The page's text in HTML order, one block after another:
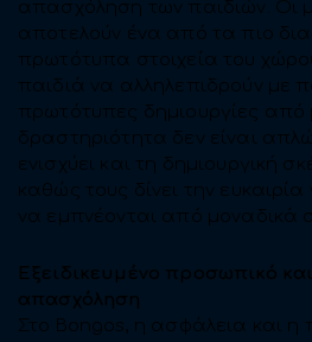
απασχόληση των παιδιών. Οι
αποτελούν ένα από τα πιο
πρωτότυπα στοιχεία του
παιδιά να αλληλεπιδρούν με
πρωτότυπες δημιουργίες από
δραστηριότητα δεν είναι
ενισχύει και τη δημιουργική
καθώς τους δίνει την
να εμπνέονται από μοναδικά
Εξειδικευμένο προσωπικό
απασχόληση
Στο Bongos, η ασφάλεια και η